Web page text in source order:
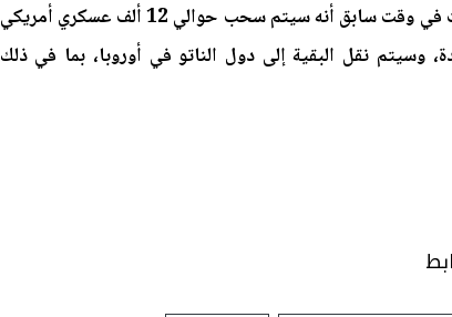
يذكر أن وزارة الدفاع الأمريكية (البنتاغون) اعلنت في وقت سابق أنه سيتم سحب حوالي 12 ألف عسكري أمريكي
وسيتم نقل البقية إلى دول الناتو في أوروبا، بما في ذلك